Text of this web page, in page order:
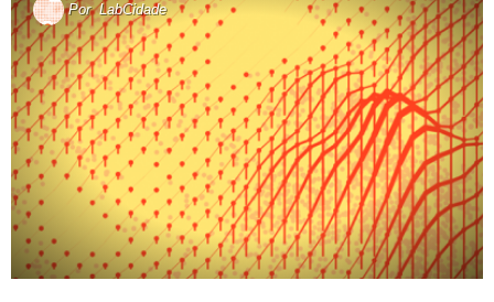
PorLabCidade